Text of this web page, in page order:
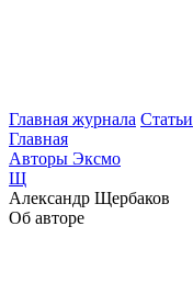
Главная журнала Статьи
Главная
Авторы Эксмо
Щ
Александр Щербаков
Об авторе